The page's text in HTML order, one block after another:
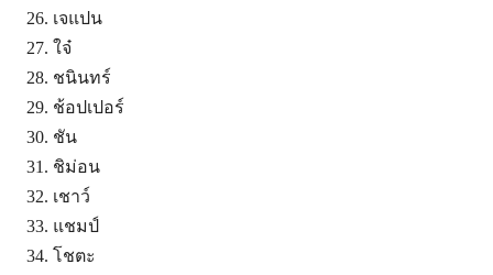
เจแปน
ใจ๋
ชนินทร์
ช้อปเปอร์
ชัน
ชิม่อน
เชาว์
แชมป์
โชตะ